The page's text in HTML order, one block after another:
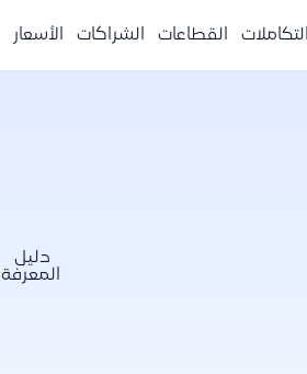
التكاملات القطاعات الشراكات الأسعار
دليل
المعرفة